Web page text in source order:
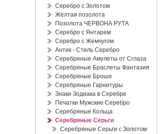
Серебро с Золотом
Жёлтая позолота
Позолота ЧЕРВОНА РУТА
Серебро с Янтарем
Серебро с Жемчугом
Антик - Стиль Серебро
Серебряные Амулеты от Сглаза
Серебряные Браслеты Фантазия
Серебряные Броши
Серебряные Гарнитуры
Знаки Зодиака в Серебре
Печатки Мужские Серебро
Серебряные Кольца
Серебряные Серьги
Серебряные Серьги с Золотом